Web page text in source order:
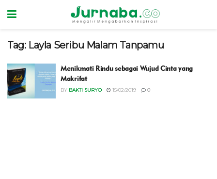
Tag: Layla Seribu Malam Tanpamu
Menikmati Rindu sebagai Wujud Cinta yang
Makrifat
BY BAKTI SURYO 15/02/2019 0